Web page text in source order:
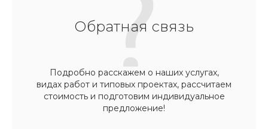
Обратная связь
Подробно расскажем о наших услугах,
видах работ и типовых проектах, рассчитаем
стоимость и подготовим индивидуальное
предложение!